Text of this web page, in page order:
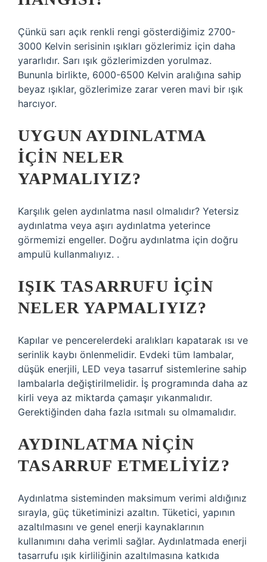
Çünkü sarı açık renkli rengi gösterdiğimiz 2700-
3000 Kelvin serisinin ışıkları gözlerimiz için daha
yararlıdır. Sarı ışık gözlerimizden yorulmaz.
Bununla birlikte, 6000-6500 Kelvin aralığına sahip
beyaz ışıklar, gözlerimize zarar veren mavi bir ışık
harcıyor.
UYGUN AYDINLATMA
IÇIN NELER
YAPMALIYIZ?
Karşılık gelen aydınlatma nasıl olmalıdır? Yetersiz
aydınlatma veya aşırı aydınlatma yeterince
görmemizi engeller. Doğru aydınlatma için doğru
ampulü kullanmalıyız. .
IŞIK TASARRUFU IÇIN
NELER YAPMALIYIZ?
Kapılar ve pencerelerdeki aralıkları kapatarak ısı ve
serinlik kaybı önlenmelidir. Evdeki tüm lambalar,
düşük enerjili, LED veya tasarruf sistemlerine sahip
lambalarla değiştirilmelidir. İş programında daha az
kirli veya az miktarda çamaşır yıkanmalıdır.
Gerektiğinden daha fazla ısıtmalı su olmamalıdır.
AYDINLATMA NIÇIN
TASARRUF ETMELIYIZ?
Aydınlatma sisteminden maksimum verimi aldığınız
sırayla, güç tüketiminizi azaltın. Tüketici, yapının
azaltılmasını ve genel enerji kaynaklarının
kullanımını daha verimli sağlar. Aydınlatmada enerji
tasarrufu ışık kirliliğinin azaltılmasına katkıda